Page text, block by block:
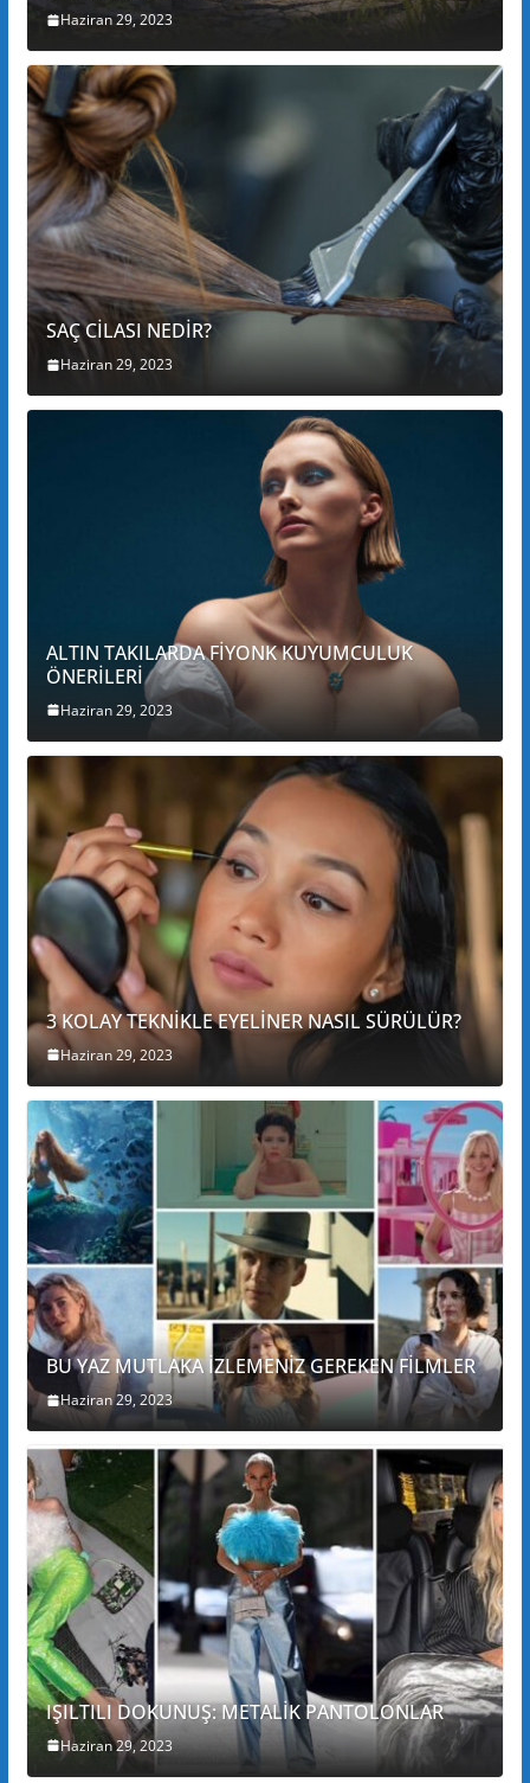
Haziran 29, 2023
SAÇ CİLASI NEDİR?
Haziran 29, 2023
ALTIN TAKILARDA FİYONK KUYUMCULUK
ÖNERİLERİ
Haziran 29, 2023
3 KOLAY TEKNİKLE EYELİNER NASIL SÜRÜLÜR?
Haziran 29, 2023
BU YAZ MUTLAKA İZLEMENİZ GEREKEN FİLMLER
Haziran 29, 2023
IŞILTILI DOKUNUŞ: METALİK PANTOLONLAR
Haziran 29, 2023